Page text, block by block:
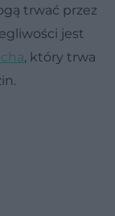
trwać przez
jest
, który trwa